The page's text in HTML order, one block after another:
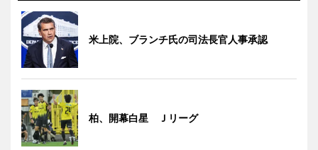
米上院、ブランチ氏の司法長官人事承認
柏、開幕白星 Ｊリーグ